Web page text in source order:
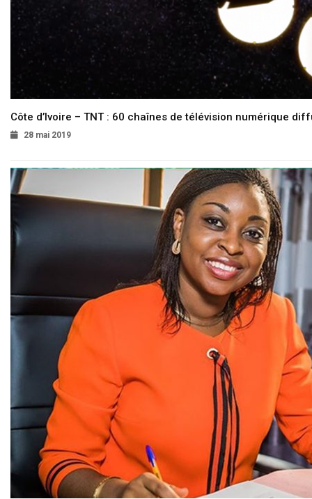
Côte d’Ivoire – TNT : 60 chaînes de télévision numérique
28 mai 2019